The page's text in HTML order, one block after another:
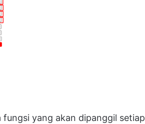
fungsi yang akan dipanggil setiap